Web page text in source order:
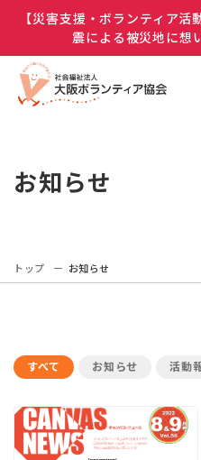
【災害支援・ボランティア
震による被災地に想
お知らせ
トップ お知らせ
すべて お知らせ 活動